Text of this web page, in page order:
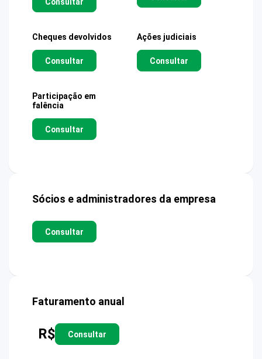
Cheques devolvidos
Consultar
Ações judiciais
Consultar
Participação em
falência
Consultar
Sócios e administradores da empresa
Consultar
Faturamento anual
R$ Consultar